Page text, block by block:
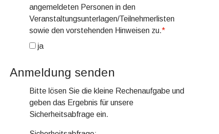
angemeldeten Personen in den
Veranstaltungsunterlagen/Teilnehmerlisten
sowie den vorstehenden Hinweisen zu.*
ja
Anmeldung senden
Bitte lösen Sie die kleine Rechenaufgabe und
geben das Ergebnis für unsere
Sicherheitsabfrage ein.